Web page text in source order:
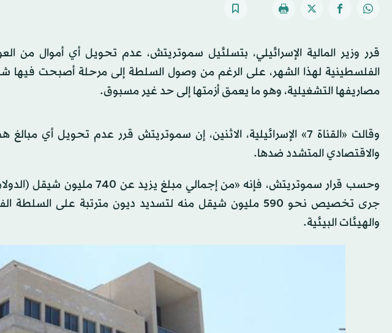
قرر وزير المالية الإسرائيلي، بتسلئيل سموتريتش، عدم تحويل أي أموال من
الفلسطينية لهذا الشهر، على الرغم من وصول السلطة إلى مرحلة أصبحت فيها
مصاريفها التشغيلية، وهو ما يعمق أزمتها إلى حد غير مسبوق.
وقالت «القناة 7» الإسرائيلية، الاثنين، إن سموتريتش قرر عدم تحويل
والاقتصادي المتشدد ضدها.
جرى تخصيص نحو 590 مليون شيقل منه لتسديد ديون مترتبة على
والهيئات البيئية.